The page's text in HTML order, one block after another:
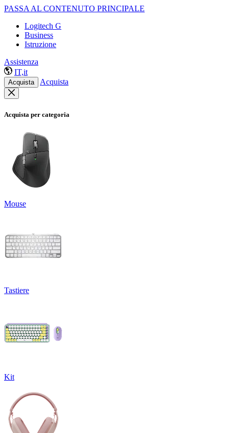
PASSA AL CONTENUTO PRINCIPALE
Logitech G
Business
Istruzione
Assistenza
IT,it
Acquista Acquista
Acquista per categoria
Mouse
Tastiere
Kit